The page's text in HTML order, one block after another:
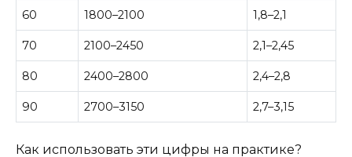
60 1800–2100 1,8–2,1
70 2100–2450 2,1–2,45
80 2400–2800 2,4–2,8
90 2700–3150 2,7–3,15
Как использовать эти цифры на практике?